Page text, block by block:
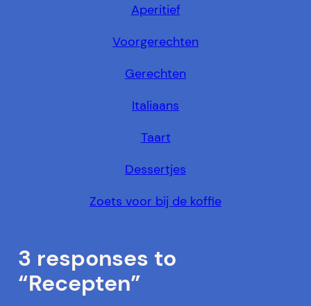
Aperitief
Voorgerechten
Gerechten
Italiaans
Taart
Dessertjes
Zoets voor bij de koffie
3 responses to
“Recepten”